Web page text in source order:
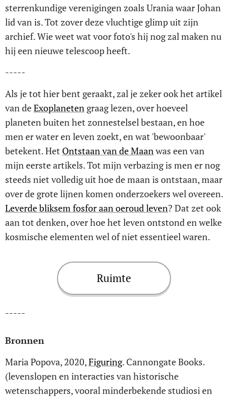
sterrenkundige verenigingen zoals Urania waar Johan
lid van is. Tot zover deze vluchtige glimp uit zijn
archief. Wie weet wat voor foto's hij nog zal maken nu
hij een nieuwe telescoop heeft.
-----
Als je tot hier bent geraakt, zal je zeker ook het artikel
van deExoplaneten graag lezen, over hoeveel
planeten buiten het zonnestelsel bestaan, en hoe
men er water en leven zoekt, en wat 'bewoonbaar'
betekent. Het Ontstaan van de Maan was een van
mijn eerste artikels. Tot mijn verbazing is men er nog
steeds niet volledig uit hoe de maan is ontstaan, maar
over de grote lijnen komen onderzoekers wel overeen.
Leverde bliksem fosfor aan oeroud leven? Dat zet ook
aan tot denken, over hoe het leven ontstond en welke
kosmische elementen wel of niet essentieel waren.
Ruimte
-----
Bronnen
Maria Popova, 2020,Figuring. Cannongate Books.
(levenslopen en interacties van historische
wetenschappers, vooral minderbekende studiosi en